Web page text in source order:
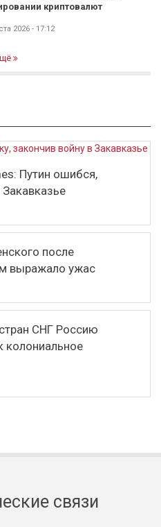
криптовалют
2026 - 17:12
Путин ошибся,
после
выражало ужас
СНГ Россию
колониальное
связи